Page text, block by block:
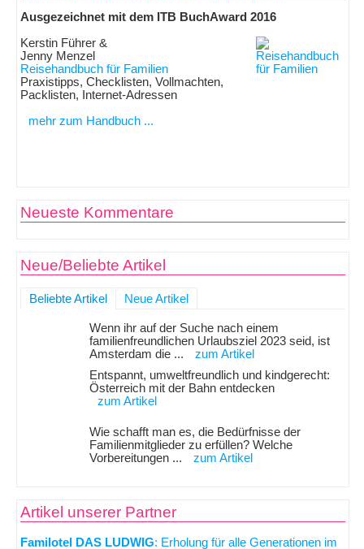
Ausgezeichnet mit dem ITB BuchAward 2016
Kerstin Führer &
Jenny Menzel
Reisehandbuch für Familien
Praxistipps, Checklisten, Vollmachten,
Packlisten, Internet-Adressen
mehr zum Handbuch ...
Neueste Kommentare
Neue/Beliebte Artikel
Beliebte Artikel Neue Artikel
Wenn ihr auf der Suche nach einem
familienfreundlichen Urlaubsziel 2023 seid, ist
Amsterdam die ...
zum Artikel
Entspannt, umweltfreundlich und kindgerecht:
Österreich mit der Bahn entdecken
zum Artikel
Wie schafft man es, die Bedürfnisse der
Familienmitglieder zu erfüllen? Welche
Vorbereitungen ...
zum Artikel
Artikel unserer Partner
Familotel DAS LUDWIG: Erholung für alle Generationen im